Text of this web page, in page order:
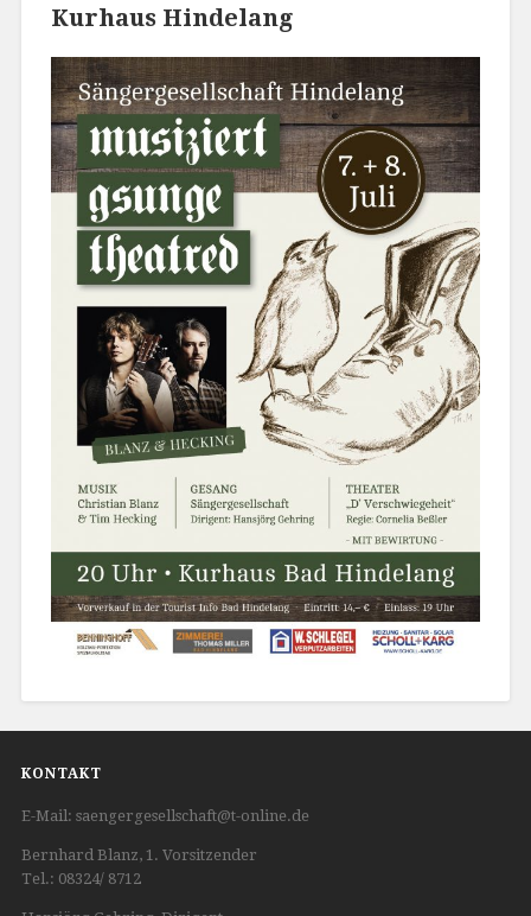
Kurhaus Hindelang
KONTAKT
E-Mail: saengergesellschaft@t-online.de
Bernhard Blanz, 1. Vorsitzender
Tel.: 08324/ 8712